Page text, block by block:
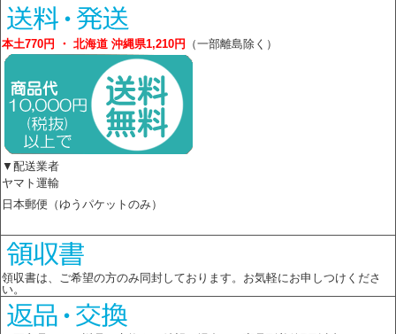
本土770円 ・ 北海道 沖縄県1,210円 （一部離島除く）
▼配送業者
ヤマト運輸
日本郵便（ゆうパケットのみ）
領収書は、ご希望の方のみ同封しております。お気軽にお申しつけくださ
い。